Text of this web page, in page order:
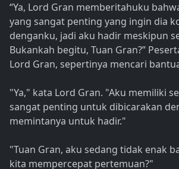
“Ya, Lord Gran memberitahuku
yang sangat penting yang ingin dia
denganku, jadi aku hadir meskipun
Bukankah begitu, Tuan Gran?”
Lord Gran, sepertinya mencari
"Ya," kata Lord Gran. "Aku memiliki
sangat penting untuk dibicarakan
memintanya untuk hadir."
"Tuan Gran, aku sedang tidak enak
kita mempercepat pertemuan?"